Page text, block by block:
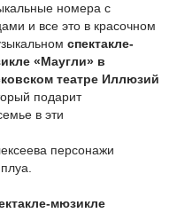
номера с
и все это в красочном
спектакле-
«Маугли» в
театре Иллюзий
подарит
в эти
персонажи
мюзикле